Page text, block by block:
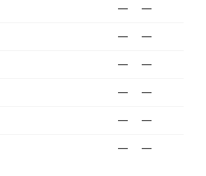
— —
— —
— —
— —
— —
— —